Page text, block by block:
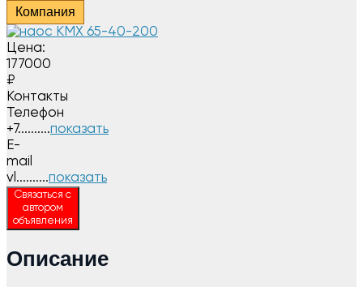
Компания
Цена:
177000
₽
Контакты
Телефон
+7..........показать
E-
mail
vl..........показать
Связаться с
автором
объявления
Описание